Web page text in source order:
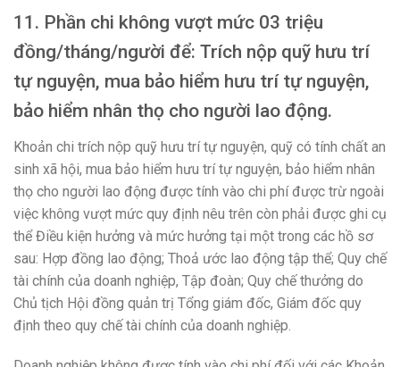
11. Phần chi không vượt mức 03 triệu
đồng/tháng/người để: Trích nộp quỹ hưu trí
tự nguyện, mua bảo hiểm hưu trí tự nguyện,
bảo hiểm nhân thọ cho người lao động.​
Khoản chi trích nộp quỹ hưu trí tự nguyện, quỹ có tính chất an
sinh xã hội, mua bảo hiểm hưu trí tự nguyện, bảo hiểm nhân
thọ cho người lao động được tính vào chi phí được trừ ngoài
việc không vượt mức quy định nêu trên còn phải được ghi cụ
thể Điều kiện hưởng và mức hưởng tại một trong các hồ sơ
sau: Hợp đồng lao động; Thoả ước lao động tập thể; Quy chế
tài chính của doanh nghiệp, Tập đoàn; Quy chế thưởng do
Chủ tịch Hội đồng quản trị Tổng giám đốc, Giám đốc quy
định theo quy chế tài chính của doanh nghiệp.